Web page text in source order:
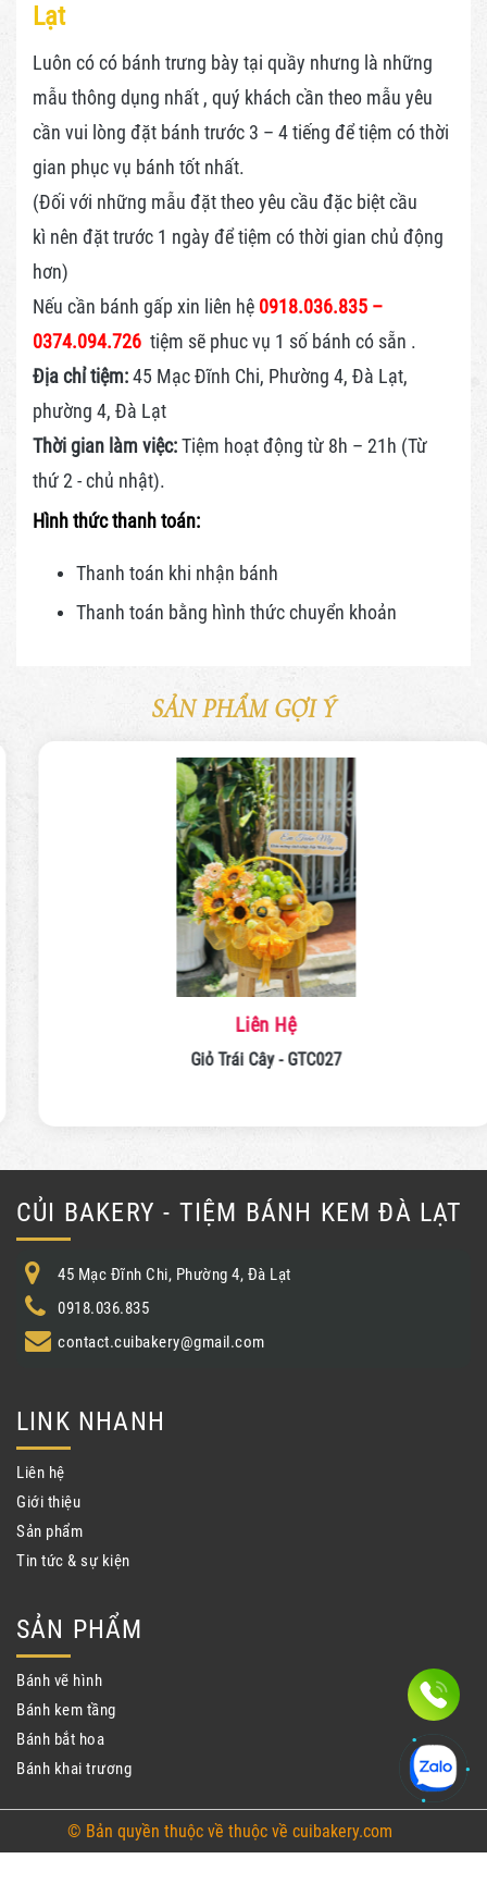
Lạt
Luôn có có bánh trưng bày tại quầy nhưng là những
mẫu thông dụng nhất , quý khách cần theo mẫu yêu
cần vui lòng đặt bánh trước 3 – 4 tiếng để tiệm có thời
gian phục vụ bánh tốt nhất.
(Đối với những mẫu đặt theo yêu cầu đặc biệt cầu
kì nên đặt trước 1 ngày để tiệm có thời gian chủ động
hơn)
Nếu cần bánh gấp xin liên hệ 0918.036.835 –
0374.094.726 tiệm sẽ phuc vụ 1 số bánh có sẵn .
Địa chỉ tiệm:45 Mạc Đĩnh Chi, Phường 4, Đà Lạt,
phường 4, Đà Lạt
Thời gian làm việc:Tiệm hoạt động từ 8h – 21h (Từ
thứ 2 - chủ nhật).
Hình thức thanh toán:
Thanh toán khi nhận bánh
Thanh toán bằng hình thứcchuyển khoản
SẢN PHẨM GỢI Ý
Liên Hệ
Giỏ Trái Cây - GTC027
CỦI BAKERY - TIỆM BÁNH KEM ĐÀ LẠT
45 Mạc Đĩnh Chi, Phường 4, Đà Lạt
0918.036.835
contact.cuibakery@gmail.com
LINK NHANH
Liên hệ
Giới thiệu
Sản phẩm
Tin tức & sự kiện
SẢN PHẨM
Bánh vẽ hình
Bánh kem tầng
Bánh bắt hoa
Bánh khai trương
© Bản quyền thuộc về thuộc về cuibakery.com